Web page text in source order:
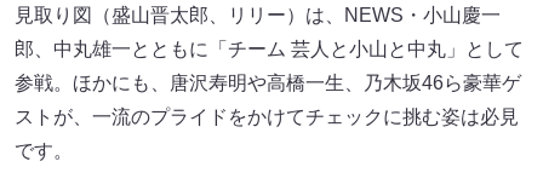
見取り図（盛山晋太郎、リリー）は、NEWS・小山慶一
郎、中丸雄一とともに「チーム 芸人と小山と中丸」として
参戦。ほかにも、唐沢寿明や高橋一生、乃木坂46ら豪華ゲ
ストが、一流のプライドをかけてチェックに挑む姿は必見
です。